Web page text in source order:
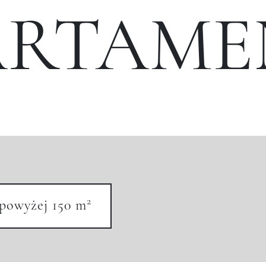
150 m2